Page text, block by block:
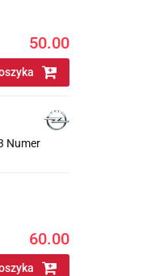
50.00
Numer
60.00